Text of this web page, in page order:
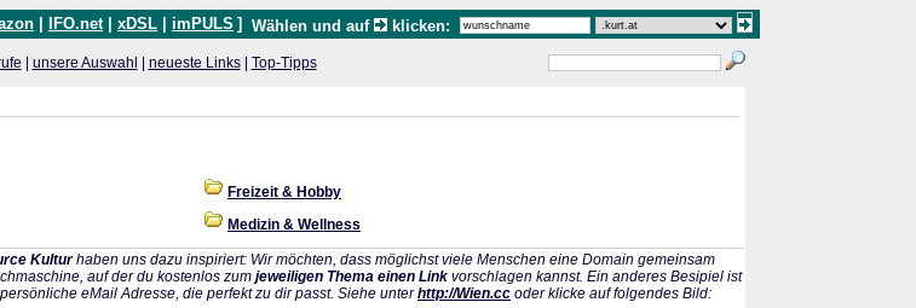
IFO.net xDSL imPULS ] Wählen und auf klicken:
unsere Auswahl neueste Links| Top-Tipps
Freizeit & Hobby
Medizin & Wellness
Kulturhaben uns dazu inspiriert: Wir möchten, dass möglichst viele Menschen eine Domain gemeinsam
auf der du kostenlos zum jeweiligen Thema einen Link vorschlagen kannst. Ein anderes Besipiel ist
eMail Adresse, die perfekt zu dir passt. Siehe unterhttp://Wien.cc oder klicke auf folgendes Bild: